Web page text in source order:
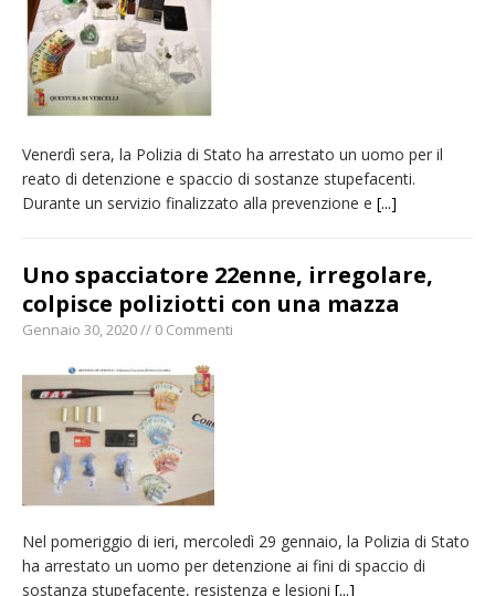
Venerdì sera, la Polizia di Stato ha arrestato un uomo per il
reato di detenzione e spaccio di sostanze stupefacenti.
Durante un servizio finalizzato alla prevenzione e [...]
Uno spacciatore 22enne, irregolare,
colpisce poliziotti con una mazza
Gennaio 30, 2020 // 0 Commenti
Nel pomeriggio di ieri, mercoledì 29 gennaio, la Polizia di Stato
ha arrestato un uomo per detenzione ai fini di spaccio di
sostanza stupefacente, resistenza e lesioni [...]